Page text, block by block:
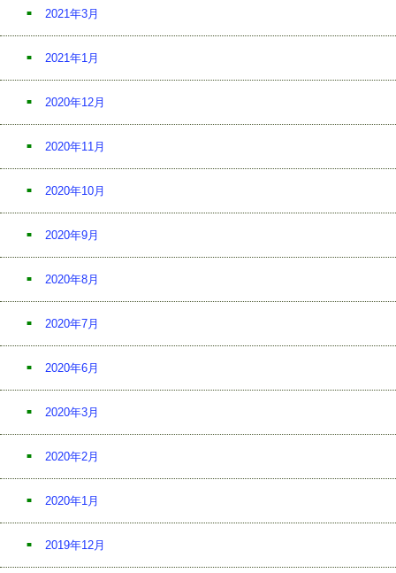
2021年3月
2021年1月
2020年12月
2020年11月
2020年10月
2020年9月
2020年8月
2020年7月
2020年6月
2020年3月
2020年2月
2020年1月
2019年12月